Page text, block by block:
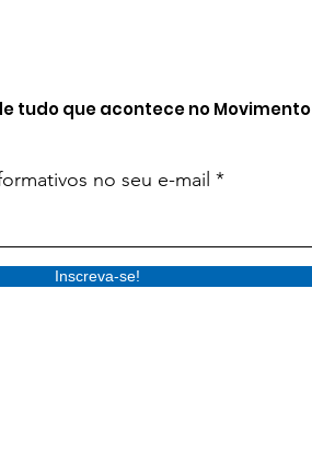
tudo que acontece no Movimento
no seu e-mail
Inscreva-se!